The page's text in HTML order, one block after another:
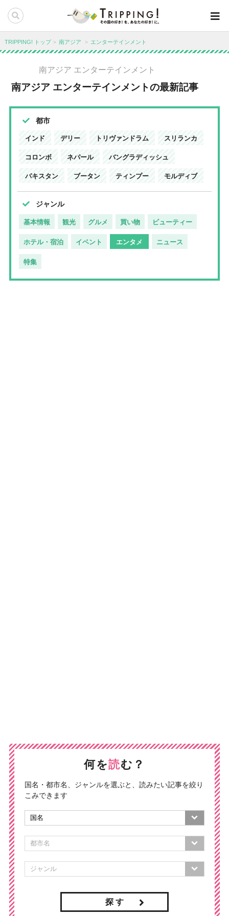
TRIPPING! トップ 南アジア エンターテインメント
南アジア エンターテインメント
南アジア エンターテインメントの最新記事
都市
インド デリー トリヴァンドラム スリランカ
コロンボ ネパール バングラディッシュ
パキスタン ブータン ティンプー モルディブ
ジャンル
基本情報 観光 グルメ 買い物 ビューティー
ホテル・宿泊 イベント エンタメ ニュース
特集
何を読む？
国名・都市名、ジャンルを選ぶと、読みたい記事を絞り
こみできます
探 す